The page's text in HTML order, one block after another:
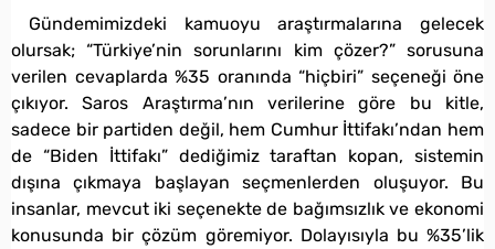
Gündemimizdeki kamuoyu araştırmalarına gelecek
olursak; “Türkiye’nin sorunlarını kim çözer?” sorusuna
verilen cevaplarda %35 oranında “hiçbiri” seçeneği öne
çıkıyor. Saros Araştırma’nın verilerine göre bu kitle,
sadece bir partiden değil, hem Cumhur İttifakı’ndan hem
de “Biden İttifakı” dediğimiz taraftan kopan, sistemin
dışına çıkmaya başlayan seçmenlerden oluşuyor. Bu
insanlar, mevcut iki seçenekte de bağımsızlık ve ekonomi
konusunda bir çözüm göremiyor. Dolayısıyla bu %35’lik